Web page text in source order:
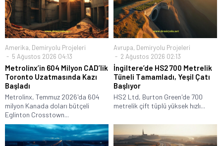
Amerika, Demiryolu Projeleri
5 Ağustos 2026 04:13
Metrolinx’in 604 Milyon CAD’lik
Toronto Uzatmasında Kazı
Başladı
Metrolinx, Temmuz 2026'da 604
milyon Kanada doları bütçeli
Eglinton Crosstown...
Avrupa, Demiryolu Projeleri
2 Ağustos 2026 02:13
İngiltere’de HS2 700 Metrelik
Tüneli Tamamladı, Yeşil Çatı
Başlıyor
HS2 Ltd, Burton Green'de 700
metrelik çift tüplü yüksek hızlı...